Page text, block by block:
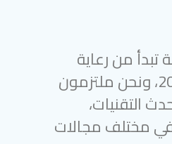
تبدأ من رعاية
أسنان متميزة. منذ تأسيس عيادتنا عام 20XX، ونحن ملتزمون
التقنيات،
في مختلف مجالات